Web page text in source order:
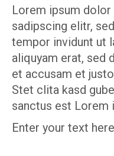
Lorem ipsum
sadipscing elitr,
tempor invidunt ut
aliquyam erat, sed
et accusam et
Stet clita kasd
sanctus est Lorem
Enter your text